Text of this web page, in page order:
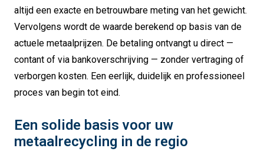
altijd een exacte en betrouwbare meting van het gewicht.
Vervolgens wordt de waarde berekend op basis van de
actuele metaalprijzen. De betaling ontvangt u direct —
contant of via bankoverschrijving — zonder vertraging of
verborgen kosten. Een eerlijk, duidelijk en professioneel
proces van begin tot eind.
Een solide basis voor uw
metaalrecycling in de regio